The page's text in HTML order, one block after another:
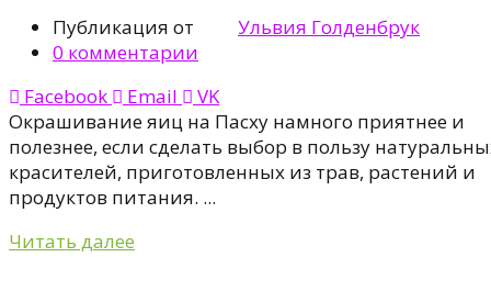
Публикация от
Ульвия Голденбрук
0 комментарии
Facebook
Email
VK
Окрашивание яиц на Пасху намного приятнее и
полезнее, если сделать выбор в пользу
красителей, приготовленных из трав, растений и
продуктов питания. ...
Читать далее